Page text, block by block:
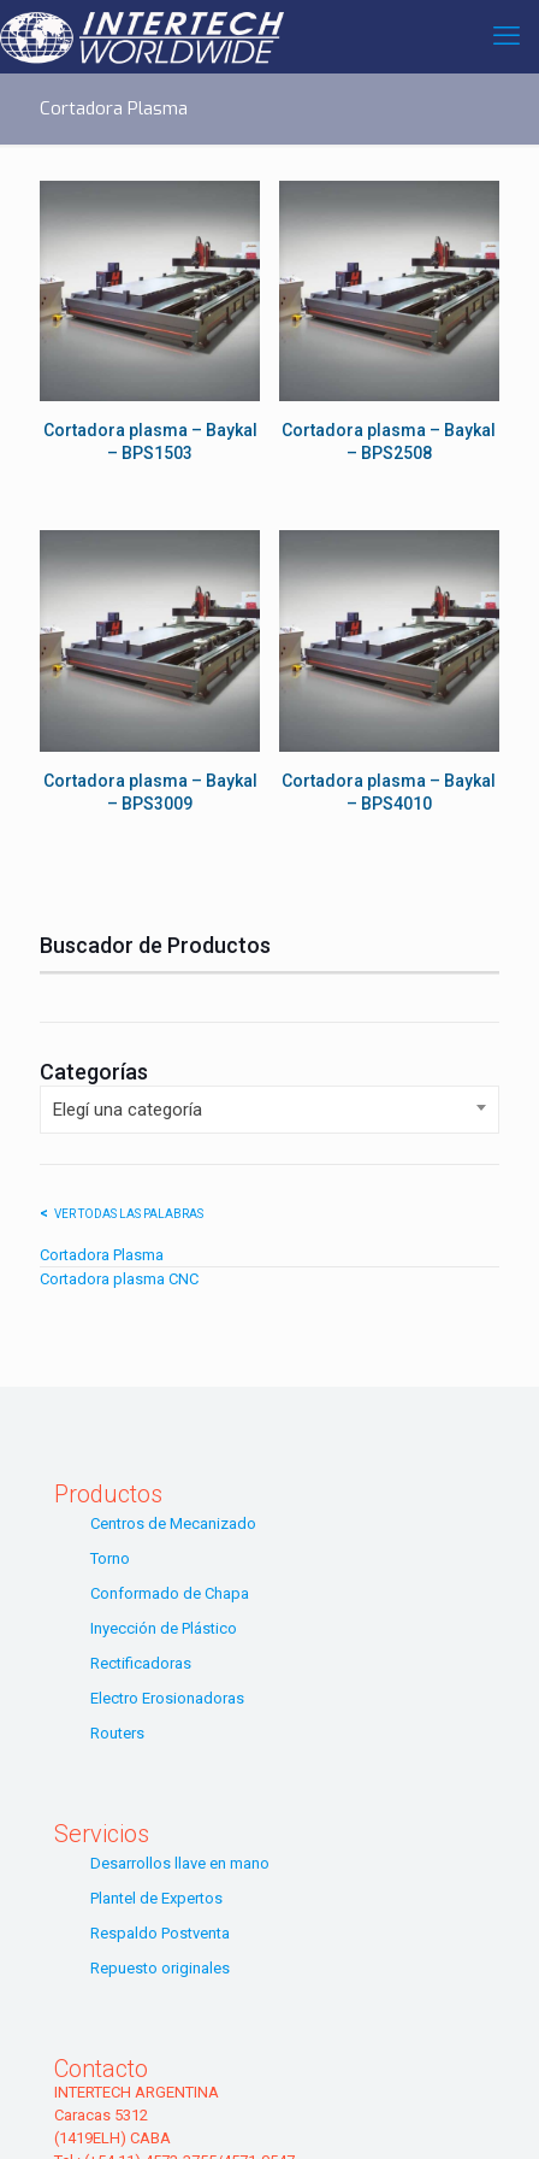
Cortadora Plasma
Cortadora plasma – Baykal
– BPS1503
Cortadora plasma – Baykal
– BPS2508
Cortadora plasma – Baykal
– BPS3009
Cortadora plasma – Baykal
– BPS4010
Buscador de Productos
Categorías
Elegí una categoría
VER TODAS LAS PALABRAS
Cortadora Plasma
Cortadora plasma CNC
Productos
Centros de Mecanizado
Torno
Conformado de Chapa
Inyección de Plástico
Rectificadoras
Electro Erosionadoras
Routers
Servicios
Desarrollos llave en mano
Plantel de Expertos
Respaldo Postventa
Repuesto originales
Contacto
INTERTECH ARGENTINA
Caracas 5312
(1419ELH) CABA